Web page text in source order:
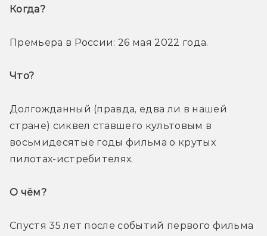
Когда?
Премьера в России: 26 мая 2022 года.
Что?
Долгожданный (правда, едва ли в нашей
стране) сиквел ставшего культовым в
восьмидесятые годы фильма о крутых
пилотах-истребителях.
О чём?
Спустя 35 лет после событий первого фильма